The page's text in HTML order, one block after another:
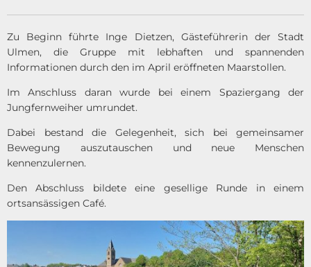
Zu Beginn führte Inge Dietzen, Gästeführerin der Stadt
Ulmen, die Gruppe mit lebhaften und spannenden
Informationen durch den im April eröffneten Maarstollen.
Im Anschluss daran wurde bei einem Spaziergang der
Jungfernweiher umrundet.
Dabei bestand die Gelegenheit, sich bei gemeinsamer
Bewegung auszutauschen und neue Menschen
kennenzulernen.
Den Abschluss bildete eine gesellige Runde in einem
ortsansässigen Café.